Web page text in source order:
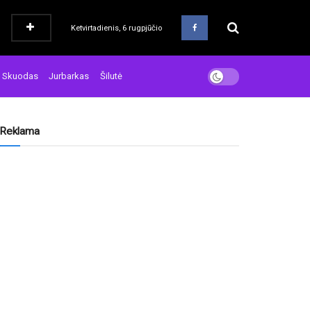
Ketvirtadienis, 6 rugpjūčio
Skuodas Jurbarkas Šilutė
Reklama